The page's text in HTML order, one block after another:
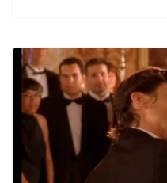
b
o
o
k
s
A
p
p
e